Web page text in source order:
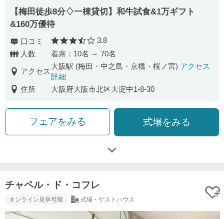
【梅田徒歩8分♢一棟貸切】和牛試食&1万ギフト
&160万優待
口コミ 口コミ評価
3.8
人数
着席：10名 ～ 70名
アクセス
大阪駅 (梅田・中之島・京橋・桜ノ宮) アクセス
詳細
住所
大阪府大阪市北区大淀中1-8-30
フェアをみる 式場をみる
チャペル・ド・コフレ
オンライン見学可能 式場・ゲストハウス